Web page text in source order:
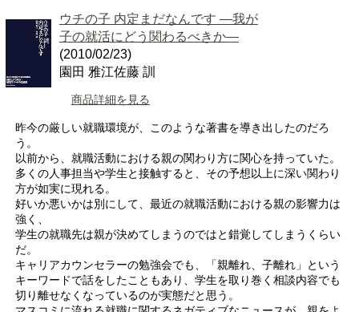
ウチの子 内定まだなんです ―我が
子の就活にどう関わるべきか―
(2010/02/23)
園田 雅江佐藤 訓
商品詳細を見る
昨今の厳しい就職環境が、このような著書を導き出したのだろ
う。
以前から、就職活動における親の関わり方に関心を持っていた。
多くの人事担当や学生と接触すると、その予想以上に深い関わり
方が如実に現れる。
好いか悪いかは別にして、最近の就職活動における親の影響力は
強く、
学生の就職先は親が決めてしまうのではと錯覚してしまうくらい
だ。
キャリアカウンセラーの勉強会でも、「親離れ、子離れ」という
キーワードで話をしたこともあり、学生を取り巻く相談内容でも
切り離せなくなっているのが実態だと思う。